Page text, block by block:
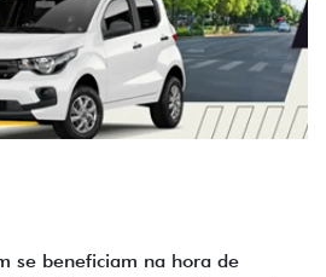
se beneficiam na hora de